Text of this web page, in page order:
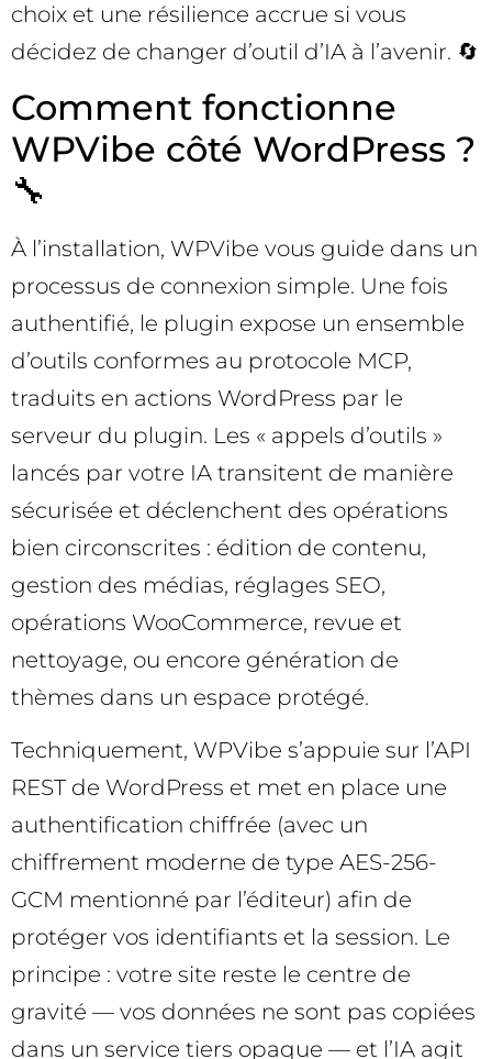
choix et une résilience accrue si vous
décidez de changer d’outil d’IA à l’avenir. 🔄
Comment fonctionne
WPVibe côté WordPress ?
🔧
À l’installation, WPVibe vous guide dans un
processus de connexion simple. Une fois
authentifié, le plugin expose un ensemble
d’outils conformes au protocole MCP,
traduits en actions WordPress par le
serveur du plugin. Les « appels d’outils »
lancés par votre IA transitent de manière
sécurisée et déclenchent des opérations
bien circonscrites : édition de contenu,
gestion des médias, réglages SEO,
opérations WooCommerce, revue et
nettoyage, ou encore génération de
thèmes dans un espace protégé.
Techniquement, WPVibe s’appuie sur l’API
REST de WordPress et met en place une
authentification chiffrée (avec un
chiffrement moderne de type AES-256-
GCM mentionné par l’éditeur) afin de
protéger vos identifiants et la session. Le
principe : votre site reste le centre de
gravité — vos données ne sont pas copiées
dans un service tiers opaque — et l’IA agit